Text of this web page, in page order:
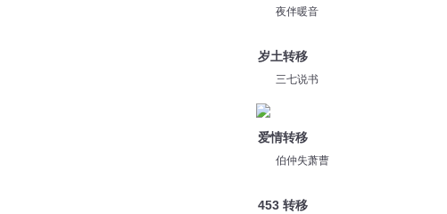
夜伴暖音
岁土转移
三七说书
爱情转移
伯仲失萧曹
453 转移